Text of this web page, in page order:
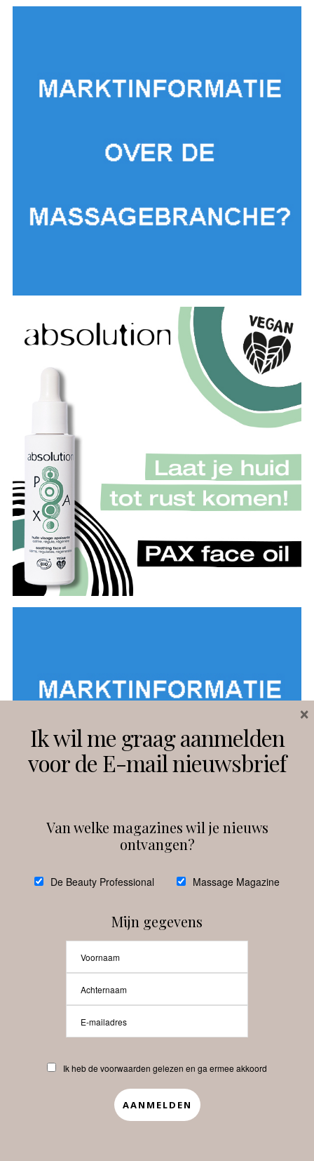
werk en privé in balans?
begint voordat je het ziet
Ik wil me graag aanmelden
voor de E-mail nieuwsbrief
Van welke magazines wil je nieuws
ontvangen?
De Beauty Professional Massage Magazine
Mijn gegevens
Ik heb de voorwaarden gelezen en ga ermee akkoord
×